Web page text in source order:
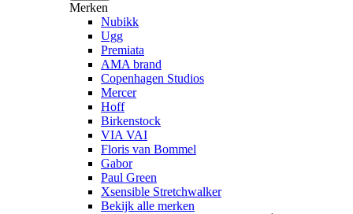
Merken
Nubikk
Ugg
Premiata
AMA brand
Copenhagen Studios
Mercer
Hoff
Birkenstock
VIA VAI
Floris van Bommel
Gabor
Paul Green
Xsensible Stretchwalker
Bekijk alle merken